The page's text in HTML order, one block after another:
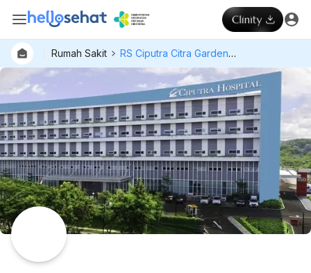
Rumah Sakit RS Ciputra Citra Garden City